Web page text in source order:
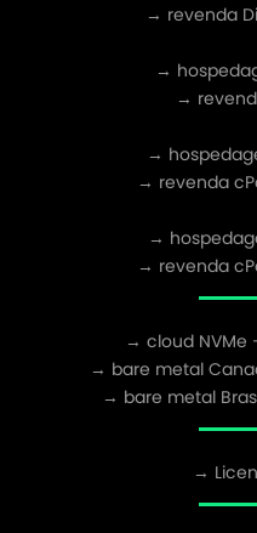
→ revenda
→
→
→
→ revenda
→
→ revenda
→ cloud NVMe
→ bare metal
→ bare metal
→